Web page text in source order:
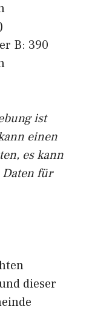
B: 390
ist
einen
es kann
Daten für
dieser